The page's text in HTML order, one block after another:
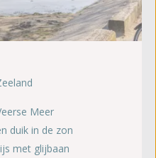
Meer
duik in de zon
met glijbaan